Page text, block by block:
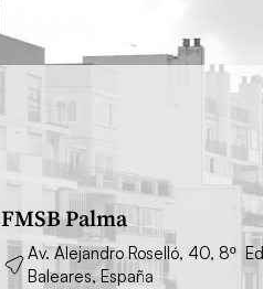
FMSB Palma
Av. Alejandro Roselló, 40, 8º
Baleares, España